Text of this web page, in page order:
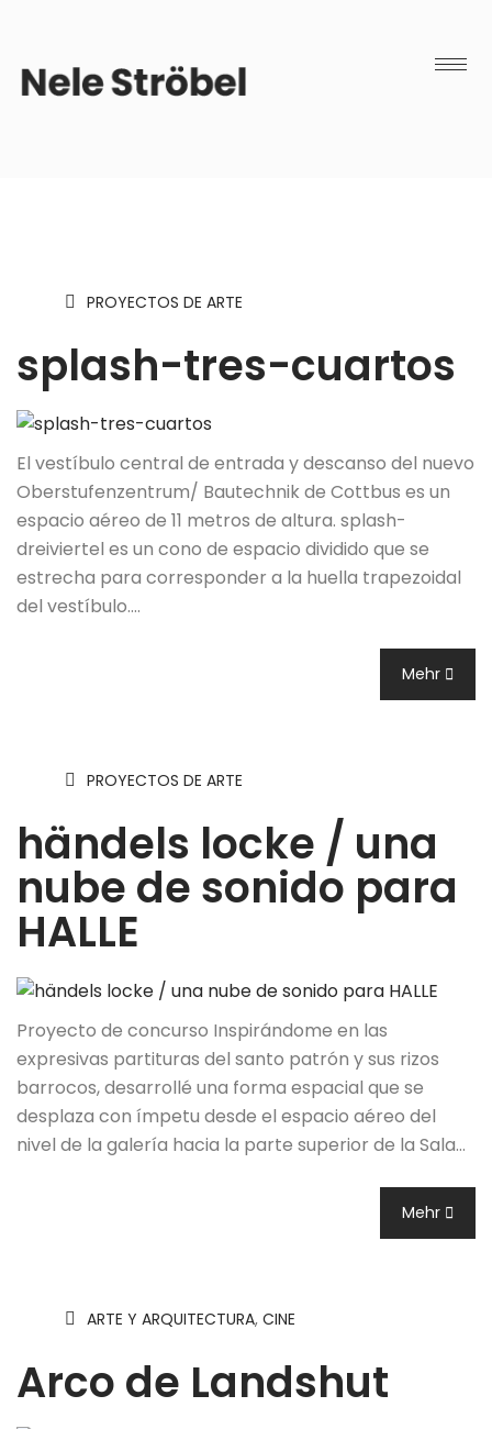
PROYECTOS DE ARTE
splash-tres-cuartos
El vestíbulo central de entrada y descanso del nuevo
Oberstufenzentrum/ Bautechnik de Cottbus es un
espacio aéreo de 11 metros de altura. splash-
dreiviertel es un cono de espacio dividido que se
estrecha para corresponder a la huella trapezoidal
del vestíbulo.…
Mehr
PROYECTOS DE ARTE
händels locke / una
nube de sonido para
HALLE
Proyecto de concurso Inspirándome en las
expresivas partituras del santo patrón y sus rizos
barrocos, desarrollé una forma espacial que se
desplaza con ímpetu desde el espacio aéreo del
nivel de la galería hacia la parte superior de la Sala…
Mehr
ARTE Y ARQUITECTURA, CINE
Arco de Landshut